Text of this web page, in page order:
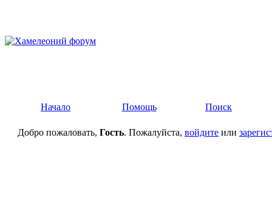
Начало Помощь Поиск
Добро пожаловать, Гость. Пожалуйста, войдите или